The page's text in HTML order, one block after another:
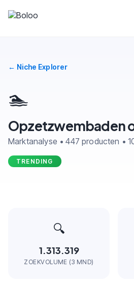
← Niche Explorer
🏊
Opzetzwembaden
Marktanalyse • 447 producten •
TRENDING
🔍
1.313.319
ZOEKVOLUME (3 MND)